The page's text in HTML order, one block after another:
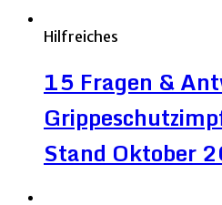
Hilfreiches
15 Fragen &
Stand Oktober